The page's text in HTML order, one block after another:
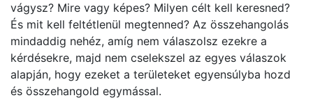
vágysz? Mire vagy képes? Milyen célt kell keresned?
És mit kell feltétlenül megtenned? Az összehangolás
mindaddig nehéz, amíg nem válaszolsz ezekre a
kérdésekre, majd nem cselekszel az egyes válaszok
alapján, hogy ezeket a területeket egyensúlyba hozd
és összehangold egymással.